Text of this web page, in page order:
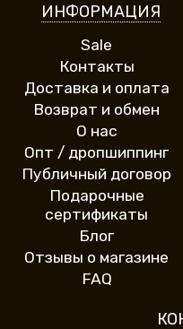
ИНФОРМАЦИЯ
Sale
Контакты
Доставка и оплата
Возврат и обмен
О нас
Опт / дропшиппинг
Публичный договор
Подарочные
сертификаты
Блог
Отзывы о магазине
FAQ